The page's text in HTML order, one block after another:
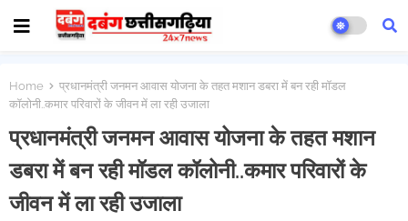
Home
प्रधानमंत्री जनमन आवास योजना के तहत मशान डबरा में बन रही मॉडल
कॉलोनी..कमार परिवारों के जीवन में ला रही उजाला
प्रधानमंत्री जनमन आवास योजना के तहत मशान
डबरा में बन रही मॉडल कॉलोनी..कमार परिवारों के
जीवन में ला रही उजाला